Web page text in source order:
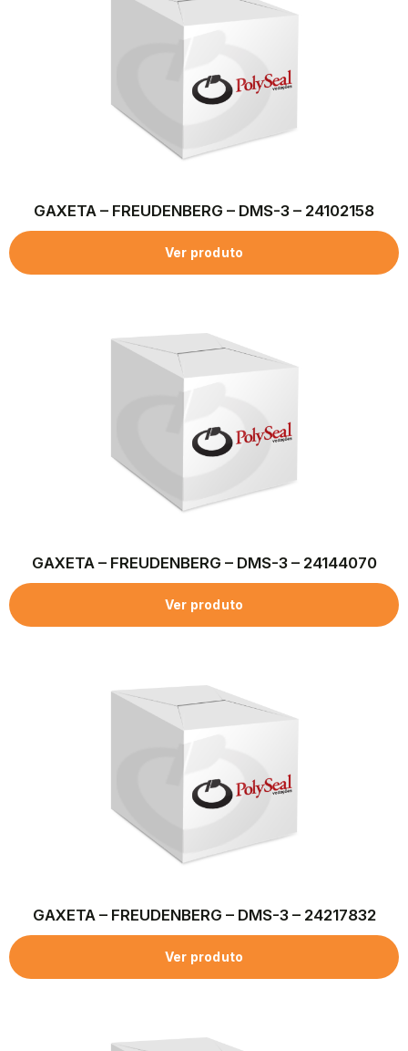
GAXETA – FREUDENBERG – DMS-3 – 24102158
Ver produto
GAXETA – FREUDENBERG – DMS-3 – 24144070
Ver produto
GAXETA – FREUDENBERG – DMS-3 – 24217832
Ver produto